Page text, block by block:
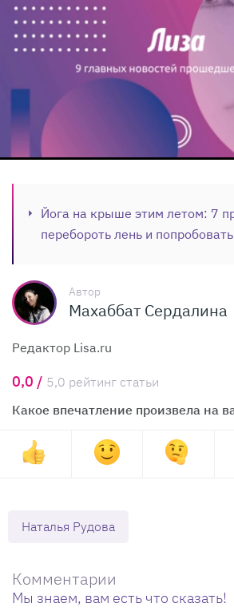
Йога на крыше этим летом: 7
перебороть лень и попробовать
Автор
Махаббат Сердалина
Редактор Lisa.ru
0,0 / 5,0 рейтинг статьи
Какое впечатление произвела на
Наталья Рудова
Комментарии
Мы знаем, вам есть что сказать!